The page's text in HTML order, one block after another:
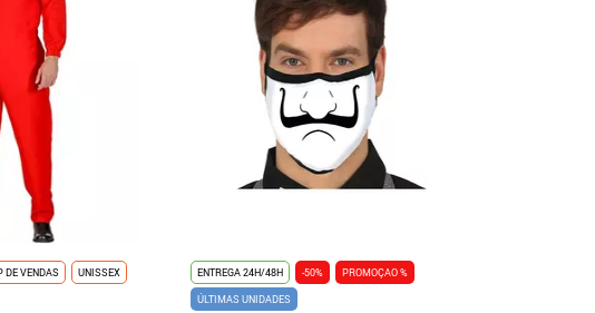
DE VENDAS UNISSEX ENTREGA 24H/48H -50%
PROMOÇAO %
ÚLTIMAS UNIDADES